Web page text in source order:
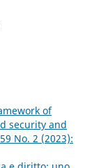
of
security and
No. 2 (2023):